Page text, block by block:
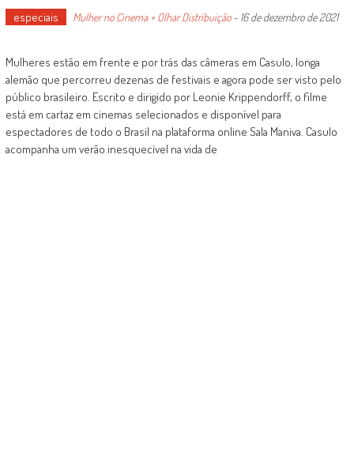
especiais Mulher no Cinema + Olhar Distribuição- 16 de dezembro de 2021
Mulheres estão em frente e por trás das câmeras em Casulo, longa
alemão que percorreu dezenas de festivais e agora pode ser visto pelo
público brasileiro. Escrito e dirigido por Leonie Krippendorff, o filme
está em cartaz em cinemas selecionados e disponível para
espectadores de todo o Brasil na plataforma online Sala Maniva. Casulo
acompanha um verão inesquecível na vida de